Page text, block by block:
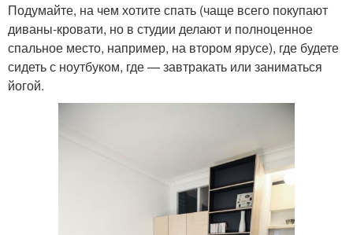
Подумайте, на чем хотите спать (чаще всего покупают
диваны-кровати, но в студии делают и полноценное
спальное место, например, на втором ярусе), где будете
сидеть с ноутбуком, где — завтракать или заниматься
йогой.